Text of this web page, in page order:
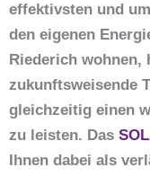
effektivsten und
den eigenen
Riederich wohnen,
zukunftsweisende
gleichzeitig einen
zu leisten. Das
Ihnen dabei als